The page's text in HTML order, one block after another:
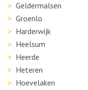
Geldermalsen
Groenlo
Harderwijk
Heelsum
Heerde
Heteren
Hoevelaken